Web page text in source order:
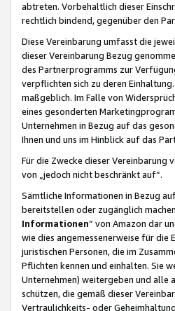
abtreten. Vorbehaltlich dieser
rechtlich bindend, gegenüber den
Diese Vereinbarung umfasst die
dieser Vereinbarung Bezug
des Partnerprogramms zur
verpflichten sich zu deren
maßgeblich. Im Falle von
eines gesonderten
Unternehmen in Bezug auf das
Ihnen und uns im Hinblick auf das
Für die Zwecke dieser Vereinbarung
von „jedoch nicht beschränkt auf“.
Sämtliche Informationen in Bezug
bereitstellen oder zugänglich
Informationen“ von Amazon dar
wie dies angemessenerweise für
juristischen Personen, die im
Pflichten kennen und einhalten. Sie
Unternehmen) weitergeben und alle
schützen, die gemäß dieser
Vertraulichkeits- oder